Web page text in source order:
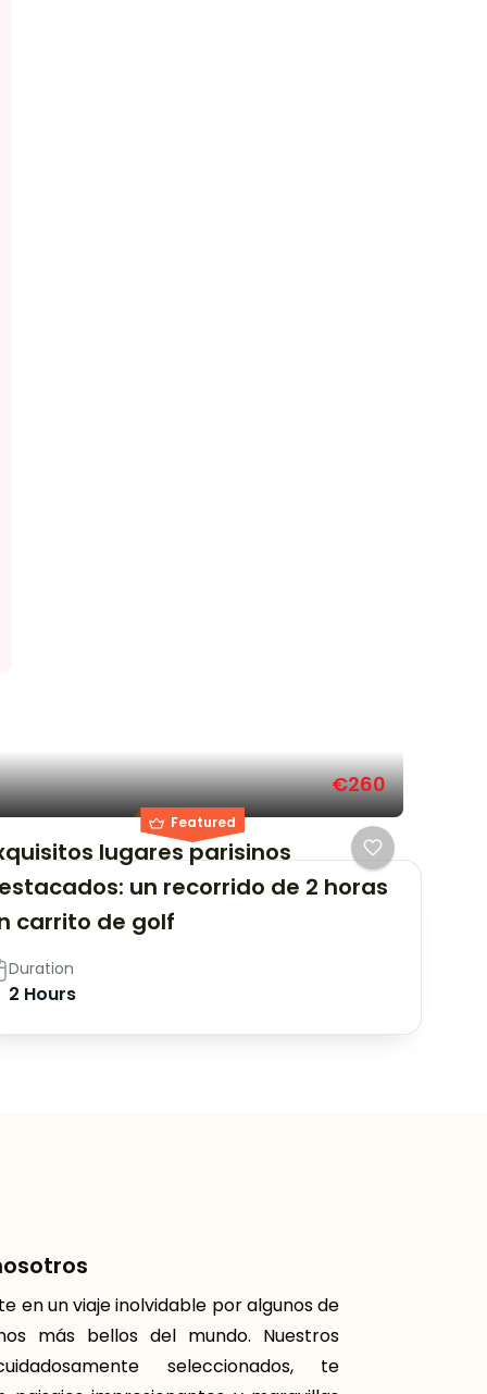
Featured
€260
lugares parisinos
un recorrido de 2 horas
carrito de golf
Duration
2 Hours
en un viaje inolvidable por algunos de
más bellos del mundo. Nuestros
seleccionados, te